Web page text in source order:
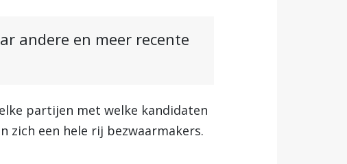
andere en meer recente
partijen met welke kandidaten
zich een hele rij bezwaarmakers.